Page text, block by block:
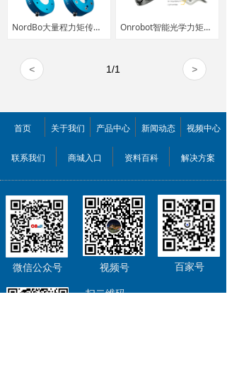
NordBo大量程力矩传感器 Onrobot智能光学力矩传感器
< >
1/1
首页 关于我们 产品中心 新闻动态 视频中心
联系我们 商城入口 资料百科 解决方案
微信公众号 视频号 百家号
扫二维码